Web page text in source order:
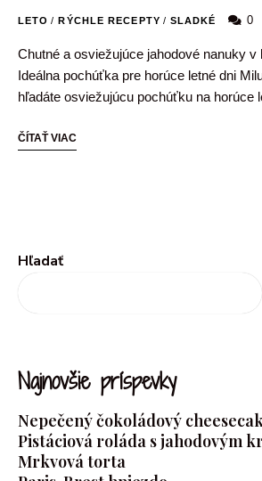
LETO / RÝCHLE RECEPTY / SLADKÉ 0
Chutné a osviežujúce jahodové nanuky v
Ideálna pochúťka pre horúce letné dni
hľadáte osviežujúcu pochúťku na horúce
ČÍTAŤ VIAC
Hľadať
Najnovšie príspevky
Nepečený čokoládový
Pistáciová roláda s jahodovým
Mrkvová torta